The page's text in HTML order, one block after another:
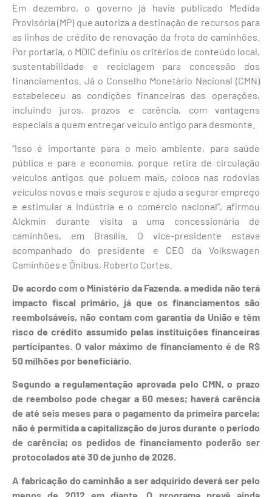
Em dezembro, o governo já havia publicado Medida
Provisória (MP) que autoriza a destinação de recursos para
as linhas de crédito de renovação da frota de caminhões.
Por portaria, o MDIC definiu os critérios de conteúdo local,
sustentabilidade e reciclagem para concessão dos
financiamentos. Já o Conselho Monetário Nacional (CMN)
estabeleceu as condições financeiras das operações,
incluindo juros, prazos e carência, com vantagens
especiais a quem entregar veículo antigo para desmonte.
“Isso é importante para o meio ambiente, para saúde
pública e para a economia, porque retira de circulação
veículos antigos que poluem mais, coloca nas rodovias
veículos novos e mais seguros e ajuda a segurar emprego
e estimular a indústria e o comércio nacional”, afirmou
Alckmin durante visita a uma concessionária de
caminhões, em Brasília. O vice-presidente estava
acompanhado do presidente e CEO da Volkswagen
Caminhões e Ônibus, Roberto Cortes.
De acordo com o Ministério da Fazenda, a medida não terá
impacto fiscal primário, já que os financiamentos são
reembolsáveis, não contam com garantia da União e têm
risco de crédito assumido pelas instituições financeiras
participantes. O valor máximo de financiamento é de R$
50 milhões por beneficiário.
Segundo a regulamentação aprovada pelo CMN, o prazo
de reembolso pode chegar a 60 meses; haverá carência
de até seis meses para o pagamento da primeira parcela;
não é permitida a capitalização de juros durante o período
de carência; os pedidos de financiamento poderão ser
protocolados até 30 de junho de 2026.
A fabricação do caminhão a ser adquirido deverá ser pelo